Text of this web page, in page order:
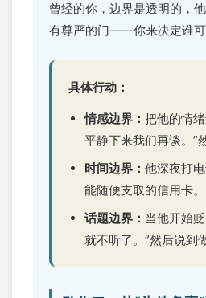
曾经的你，边界是透明的，
有尊严的门——你来决定谁可
具体行动：
情感边界： 把他的情
平静下来我们再谈。”
时间边界： 他深夜打
能随便支取的信用卡。
话题边界： 当他开始
就不听了。”然后说到